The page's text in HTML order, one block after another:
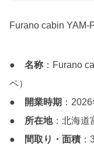
Furano cabin YAM-
●名称 ：Furano
ペ）
●
開業時期 ：
●
所在地：北海道
●
間取り・面積